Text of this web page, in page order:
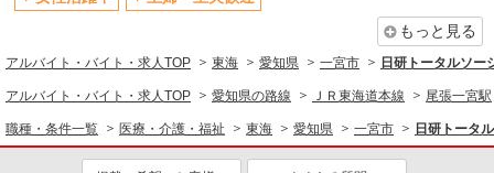
キープ 詳細を見る
派遣社員
日研トータルソーシング株式会社 メディカルケア事業部/名古屋オフ
ィス【看護助手】
もっと見る
アルバイト・バイト・求人TOP 東海 愛知県 一宮市 日研トータルソ
アルバイト・バイト・求人TOP 愛知県の路線 ＪＲ東海道本線 尾張一宮駅
職種・条件一覧 医療・介護・福祉 東海 愛知県 一宮市 日研トータ